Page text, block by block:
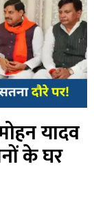
यादव
के घर